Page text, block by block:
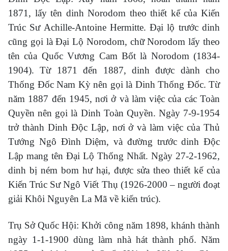
1871, lấy tên dinh Norodom theo thiết kế của Kiến
Trúc Sư Achille-Antoine Hermitte. Đại lộ trước dinh
cũng gọi là Đại Lộ Norodom, chữ Norodom lấy theo
tên của Quốc Vương Cam Bốt là Norodom (1834-
1904). Từ 1871 đến 1887, dinh được dành cho
Thống Đốc Nam Kỳ nên gọi là Dinh Thống Đốc. Từ
năm 1887 đến 1945, nơi ở và làm việc của các Toàn
Quyền nên gọi là Dinh Toàn Quyền. Ngày 7-9-1954
trở thành Dinh Độc Lập, nơi ở và làm việc của Thủ
Tướng Ngô Đình Diệm, và đường trước dinh Độc
Lập mang tên Đại Lộ Thống Nhất. Ngày 27-2-1962,
dinh bị ném bom hư hại, được sửa theo thiết kế của
Kiến Trúc Sư Ngô Viết Thụ (1926-2000 – người đoạt
giải Khôi Nguyên La Mã về kiến trúc).
Trụ Sở Quốc Hội: Khởi công năm 1898, khánh thành
ngày 1-1-1900 dùng làm nhà hát thành phố. Năm